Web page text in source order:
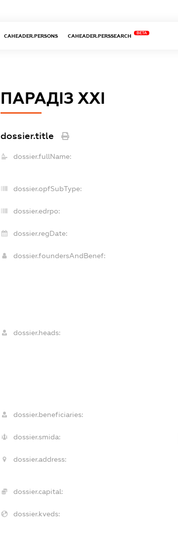
CAHEADER.PERSONS CAHEADER.PERSSEARCH
BETA
ПАРАДІЗ ХХІ
dossier.title
dossier.fullName:
dossier.opfSubType:
dossier.edrpo:
dossier.regDate:
dossier.foundersAndBenef:
dossier.heads:
dossier.beneficiaries:
dossier.smida:
dossier.address:
dossier.capital:
dossier.kveds: